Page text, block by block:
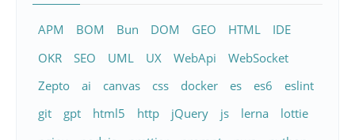
APM BOM Bun DOM GEO HTML
IDE
OKR
SEO UML UX WebApi
WebSocket
Zepto
ai canvas css docker es es6
eslint
git
gpt html5 http jQuery js lerna
lottie